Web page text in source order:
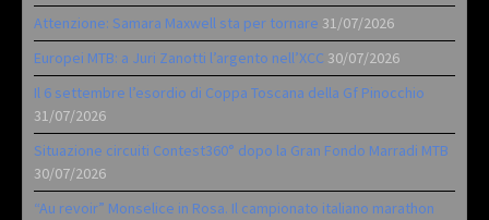
Attenzione: Samara Maxwell sta per tornare 31/07/2026
Europei MTB: a Juri Zanotti l’argento nell’XCC 30/07/2026
Il 6 settembre l’esordio di Coppa Toscana della Gf Pinocchio
31/07/2026
Situazione circuiti Contest360° dopo la Gran Fondo Marradi MTB
30/07/2026
“Au revoir” Monselice in Rosa. Il campionato italiano marathon